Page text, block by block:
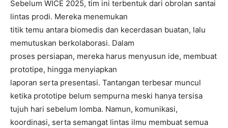
Sebelum WICE 2025, tim ini terbentuk dari obrolan santai
lintas prodi. Mereka menemukan
titik temu antara biomedis dan kecerdasan buatan, lalu
memutuskan berkolaborasi. Dalam
proses persiapan, mereka harus menyusun ide, membuat
prototipe, hingga menyiapkan
laporan serta presentasi. Tantangan terbesar muncul
ketika prototipe belum sempurna meski hanya tersisa
tujuh hari sebelum lomba. Namun, komunikasi,
koordinasi, serta semangat lintas ilmu membuat semua